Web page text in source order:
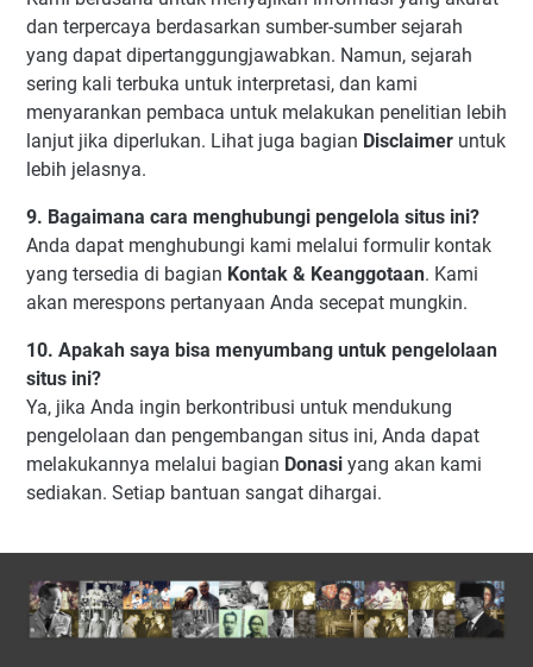
dan terpercaya berdasarkan sumber-sumber sejarah
yang dapat dipertanggungjawabkan. Namun, sejarah
sering kali terbuka untuk interpretasi, dan kami
menyarankan pembaca untuk melakukan penelitian lebih
lanjut jika diperlukan. Lihat juga bagian Disclaimer untuk
lebih jelasnya.
9. Bagaimana cara menghubungi pengelola situs ini?
Anda dapat menghubungi kami melalui formulir kontak
yang tersedia di bagian Kontak & Keanggotaan. Kami
akan merespons pertanyaan Anda secepat mungkin.
10. Apakah saya bisa menyumbang untuk pengelolaan
situs ini?
Ya, jika Anda ingin berkontribusi untuk mendukung
pengelolaan dan pengembangan situs ini, Anda dapat
melakukannya melalui bagian Donasi yang akan kami
sediakan. Setiap bantuan sangat dihargai.